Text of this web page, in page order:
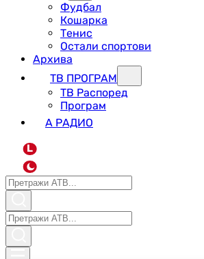
Фудбал
Кошарка
Тенис
Остали спортови
Архива
ТВ ПРОГРАМ
ТВ Распоред
Програм
А РАДИО
L